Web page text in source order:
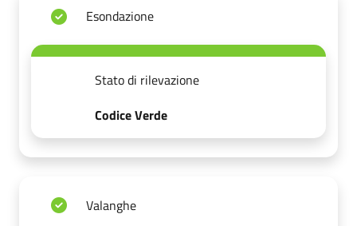
Esondazione
Stato di rilevazione
Codice Verde
Valanghe